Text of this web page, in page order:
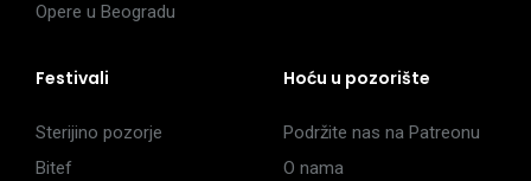
Opere u Beogradu
Festivali
Sterijino pozorje
Bitef
Hoću u pozorište
Podržite nas na Patreonu
O nama